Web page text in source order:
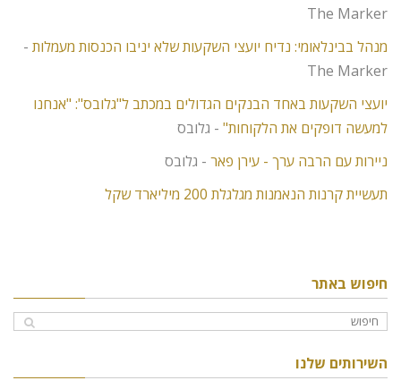
The Marker
מנהל בבינלאומי: נדיח יועצי השקעות שלא יניבו הכנסות מעמלות -
The Marker
יועצי השקעות באחד הבנקים הגדולים במכתב ל"גלובס": "אנחנו
למעשה דופקים את הלקוחות" - גלובס
ניירות עם הרבה ערך - עירן פאר - גלובס
תעשיית קרנות הנאמנות מגלגלת 200 מיליארד שקל
חיפוש באתר
השירותים שלנו